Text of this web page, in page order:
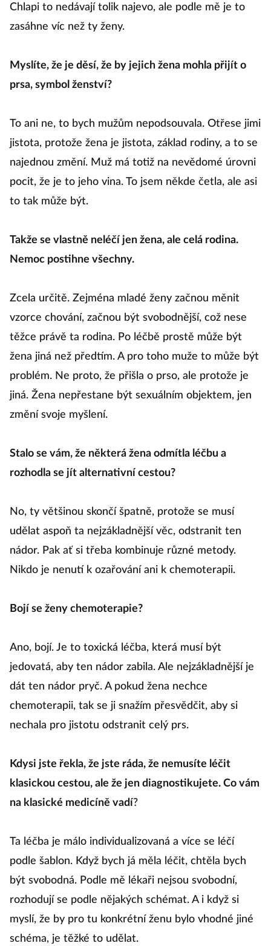
Chlapi to nedávají tolik najevo, ale podle mě je to
zasáhne víc než ty ženy.
Myslíte, že je děsí, že by jejich žena mohla přijít o
prsa, symbol ženství?
To ani ne, to bych mužům nepodsouvala. Otřese jimi
jistota, protože žena je jistota, základ rodiny, a to se
najednou změní. Muž má totiž na nevědomé úrovni
pocit, že je to jeho vina. To jsem někde četla, ale asi
to tak může být.
Takže se vlastně neléčí jen žena, ale celá rodina.
Nemoc postihne všechny.
Zcela určitě. Zejména mladé ženy začnou měnit
vzorce chování, začnou být svobodnější, což nese
těžce právě ta rodina. Po léčbě prostě může být
žena jiná než předtím. A pro toho muže to může být
problém. Ne proto, že přišla o prso, ale protože je
jiná. Žena nepřestane být sexuálním objektem, jen
změní svoje myšlení.
Stalo se vám, že některá žena odmítla léčbu a
rozhodla se jít alternativní cestou?
No, ty většinou skončí špatně, protože se musí
udělat aspoň ta nejzákladnější věc, odstranit ten
nádor. Pak ať si třeba kombinuje různé metody.
Nikdo je nenutí k ozařování ani k chemoterapii.
Bojí se ženy chemoterapie?
Ano, bojí. Je to toxická léčba, která musí být
jedovatá, aby ten nádor zabila. Ale nejzákladnější je
dát ten nádor pryč. A pokud žena nechce
chemoterapii, tak se ji snažím přesvědčit, aby si
nechala pro jistotu odstranit celý prs.
Kdysi jste řekla, že jste ráda, že nemusíte léčit
klasickou cestou, ale že jen diagnostikujete. Co vám
na klasické medicíně vadí?
Ta léčba je málo individualizovaná a více se léčí
podle šablon. Když bych já měla léčit, chtěla bych
být svobodná. Podle mě lékaři nejsou svobodní,
rozhodují se podle nějakých schémat. A i když si
myslí, že by pro tu konkrétní ženu bylo vhodné jiné
schéma, je těžké to udělat.